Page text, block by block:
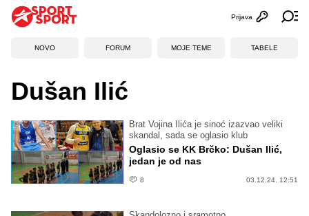
Otvori
Prijava
NOVO FORUM MOJE TEME TABELE
Dušan Ilić
Brat Vojina Ilića je sinoć izazvao veliki
skandal, sada se oglasio klub
Oglasio se KK Brčko: Dušan Ilić,
jedan je od nas
8 03.12.24. 12:51